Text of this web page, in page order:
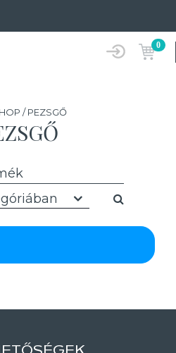
0
/ PEZSGŐ